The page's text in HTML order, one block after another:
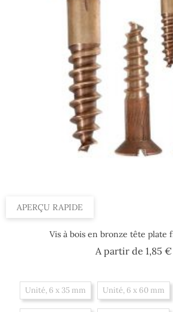
APERÇU RAPIDE
Vis à bois en bronze tête plate
A partir de 1,85 €
Unité, 6 x 35 mm Unité, 6 x 60 mm